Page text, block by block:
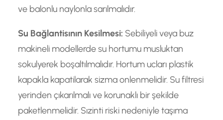
ve balonlu naylonla sarılmalıdır.
Su Bağlantisının Kesilmesi: Sebiliyeli veya buz
makineli modellerde su hortumu musluktan
sokulyerek boşaltılmalıdır. Hortum ucları plastik
kapakla kapatilarak sizma onlenmelidir. Su filtresi
yerinden çıkarılmalı ve korunaklı bir şekilde
paketlenmelidir. Sızinti riski nedeniyle taşıma